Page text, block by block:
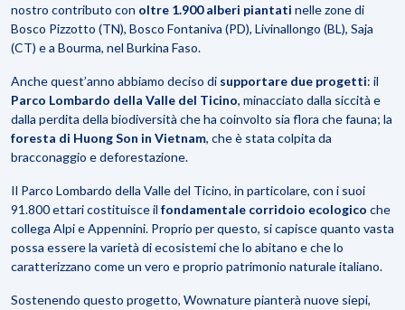
nostro contributo con oltre 1.900 alberi piantati nelle zone di
Bosco Pizzotto (TN), Bosco Fontaniva (PD), Livinallongo (BL), Saja
(CT) e a Bourma, nel Burkina Faso.
Anche quest’anno abbiamo deciso di supportare due progetti: il
Parco Lombardo della Valle del Ticino, minacciato dalla siccità e
dalla perdita della biodiversità che ha coinvolto sia flora che fauna; la
foresta di Huong Son in Vietnam, che è stata colpita da
bracconaggio e deforestazione.
Il Parco Lombardo della Valle del Ticino, in particolare, con i suoi
91.800 ettari costituisce il fondamentale corridoio ecologico che
collega Alpi e Appennini. Proprio per questo, si capisce quanto vasta
possa essere la varietà di ecosistemi che lo abitano e che lo
caratterizzano come un vero e proprio patrimonio naturale italiano.
Sostenendo questo progetto, Wownature pianterà nuove siepi,